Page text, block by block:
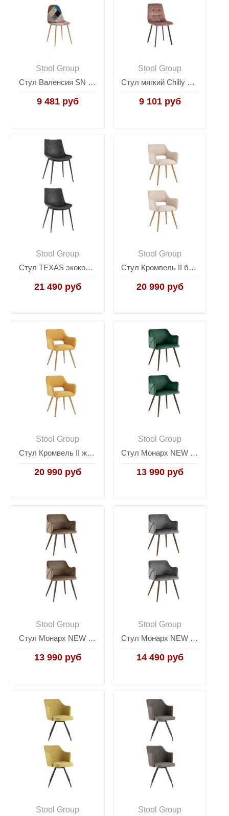
Stool Group
Стул Валенсия SN пэчворк 2 шт
9 481 руб
Stool Group
Стул мягкий Chilly велюр пыльно-розовый набор для кухни 2 шт.
9 101 руб
Stool Group
Стул TEXAS экокожа серый 2 шт.
21 490 руб
Stool Group
Стул Кромвель II бежевый 2 шт
20 990 руб
Stool Group
Стул Кромвель II желтый 2 шт
20 990 руб
Stool Group
Стул Монарх NEW зеленый 2 шт
13 990 руб
Stool Group
Стул Монарх NEW коричневый 2 шт
13 990 руб
Stool Group
Стул Монарх NEW серый 2 шт
14 490 руб
Stool Group
Stool Group